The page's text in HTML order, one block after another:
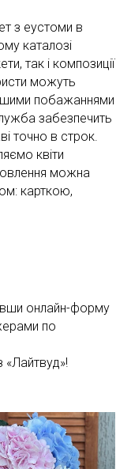
з еустоми в
каталозі
так і композиції
можуть
побажаннями
забезпечить
точно в строк.
квіти
можна
карткою,
онлайн-форму
по
«Лайтвуд»!